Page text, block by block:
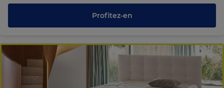
Profitez-en